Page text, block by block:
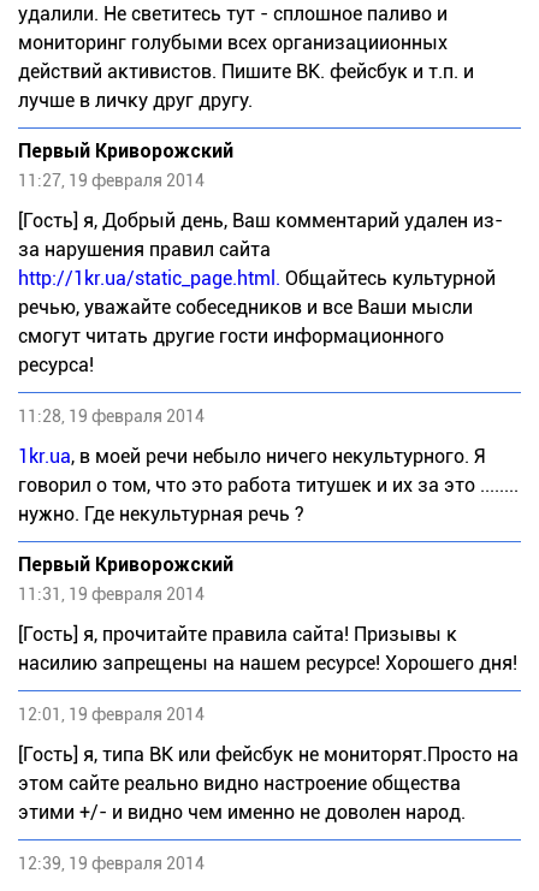
удалили. Не светитесь тут - сплошное паливо и
мониторинг голубыми всех организациионных
действий активистов. Пишите ВК. фейсбук и т.п. и
лучше в личку друг другу.
Первый Криворожский
11:27, 19 февраля 2014
[Гость] я, Добрый день, Ваш комментарий удален из-
за нарушения правил сайта
http://1kr.ua/static_page.html. Общайтесь культурной
речью, уважайте собеседников и все Ваши мысли
смогут читать другие гости информационного
ресурса!
11:28, 19 февраля 2014
1kr.ua, в моей речи небыло ничего некультурного. Я
говорил о том, что это работа титушек и их за это ........
нужно. Где некультурная речь ?
Первый Криворожский
11:31, 19 февраля 2014
[Гость] я, прочитайте правила сайта! Призывы к
насилию запрещены на нашем ресурсе! Хорошего дня!
12:01, 19 февраля 2014
[Гость] я, типа ВК или фейсбук не мониторят.Просто на
этом сайте реально видно настроение общества
этими +/- и видно чем именно не доволен народ.
12:39, 19 февраля 2014